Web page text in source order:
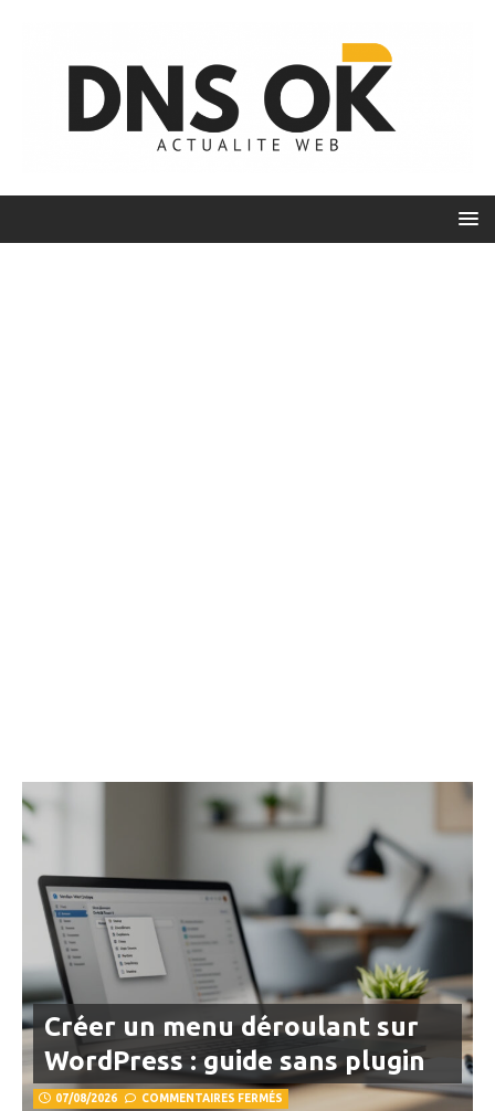
Créer un menu déroulant sur
WordPress : guide sans plugin
07/08/2026 COMMENTAIRES FERMÉS